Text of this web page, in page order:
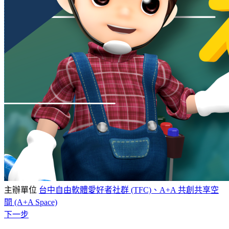
主辦單位 台中自由軟體愛好者社群 (TFC)、A+A 共創共享空
間 (A+A Space)
下一步